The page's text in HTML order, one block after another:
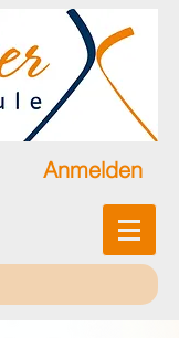
Anmelden